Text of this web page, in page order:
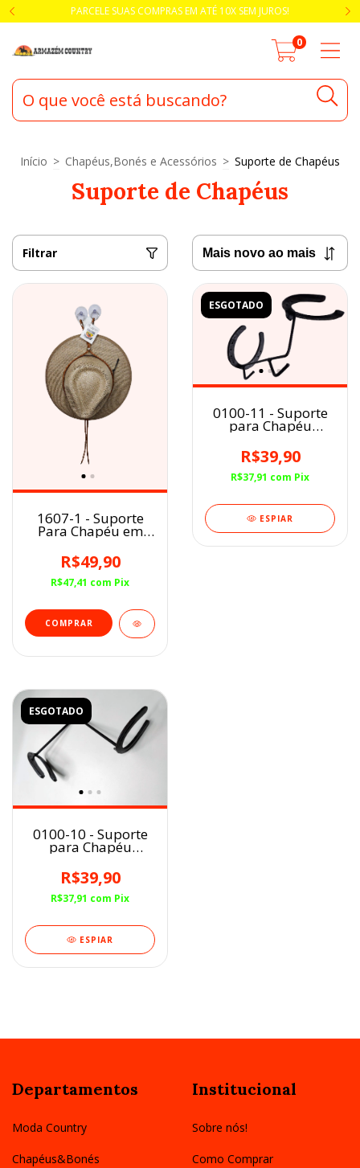
PARCELE SUAS COMPRAS EM ATÉ 10X SEM JUROS!
0
Início > Chapéus,Bonés e Acessórios > Suporte de Chapéus
Suporte de Chapéus
Filtrar
1607-1 - Suporte
Para Chapéu em
Couro com Ventosa
Marrom Claro
Amarelado
R$49,90
R$47,41 com Pix
ESGOTADO
0100-11 - Suporte
para Chapéu
Artesanal
Ferradura
R$39,90
R$37,91 com Pix
ESPIAR
ESGOTADO
0100-10 - Suporte
para Chapéu
Artesanal
R$39,90
R$37,91 com Pix
ESPIAR
Departamentos
Moda Country
Chapéus&Bonés
Institucional
Sobre nós!
Como Comprar